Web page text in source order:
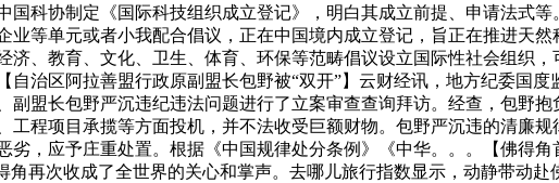
科协制定《国际科技组织成立登记》，明白其成立前提、申请法式
业等单元或者小我配合倡议，正在中国境内成立登记，旨正在推进天
济、教育、文化、卫生、体育、环保等范畴倡议设立国际性社会组织
治区阿拉善盟行政原副盟长包野被“双开”】云财经讯，地方纪委国
副盟长包野严沉违纪违法问题进行了立案审查查询拜访。经查，包野
工程项目承揽等方面投机，并不法收受巨额财物。包野严沉违的清廉
劣，应予庄重处置。根据《中国规律处分条例》《中华。。。【佛得
角再次收成了全世界的关心和掌声。去哪儿旅行指数显示，动静带动